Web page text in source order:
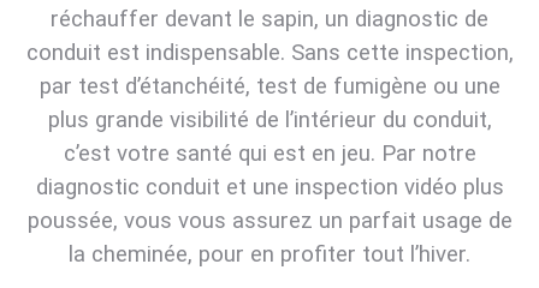
réchauffer devant le sapin, un diagnostic de
conduit est indispensable. Sans cette inspection,
par test d’étanchéité, test de fumigène ou une
plus grande visibilité de l’intérieur du conduit,
c’est votre santé qui est en jeu. Par notre
diagnostic conduit et une inspection vidéo plus
poussée, vous vous assurez un parfait usage de
la cheminée, pour en profiter tout l’hiver.